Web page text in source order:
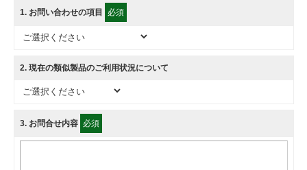
1. お問い合わせの項目 必須
2. 現在の類似製品のご利用状況について
3. お問合せ内容 必須